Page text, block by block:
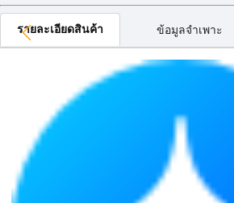
รายละเอียดสินค้า ข้อมูลจำเพาะ